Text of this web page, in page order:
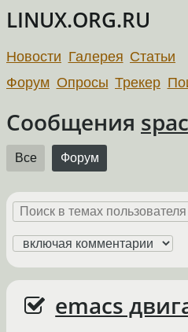
LINUX.ORG.RU
Новости Галерея Статьи
Форум Опросы Трекер
Сообщения
Все Форум
emacs